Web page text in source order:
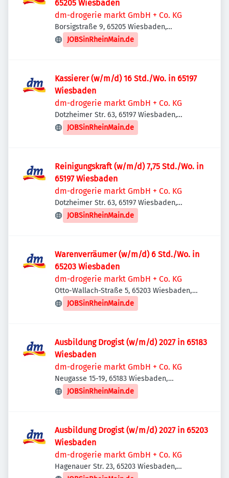
65205 Wiesbaden
dm-drogerie markt GmbH + Co. KG
Borsigstraße 9, 65205 Wiesbaden,
Deutschland
JOBSinRheinMain.de
Kassierer (w/m/d) 16 Std./Wo. in 65197
Wiesbaden
dm-drogerie markt GmbH + Co. KG
Dotzheimer Str. 63, 65197 Wiesbaden,
Deutschland
JOBSinRheinMain.de
Reinigungskraft (w/m/d) 7,75 Std./Wo. in
65197 Wiesbaden
dm-drogerie markt GmbH + Co. KG
Dotzheimer Str. 63, 65197 Wiesbaden,
Deutschland
JOBSinRheinMain.de
Warenverräumer (w/m/d) 6 Std./Wo. in
65203 Wiesbaden
dm-drogerie markt GmbH + Co. KG
Otto-Wallach-Straße 5, 65203 Wiesbaden,
Deutschland
JOBSinRheinMain.de
Ausbildung Drogist (w/m/d) 2027 in 65183
Wiesbaden
dm-drogerie markt GmbH + Co. KG
Neugasse 15-19, 65183 Wiesbaden,
Deutschland
JOBSinRheinMain.de
Ausbildung Drogist (w/m/d) 2027 in 65203
Wiesbaden
dm-drogerie markt GmbH + Co. KG
Hagenauer Str. 23, 65203 Wiesbaden,